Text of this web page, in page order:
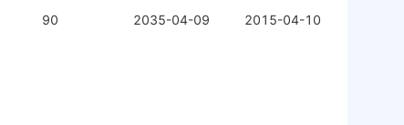
90 2035-04-09 2015-04-10